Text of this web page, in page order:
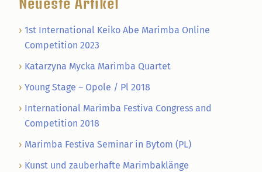
1st International Keiko Abe Marimba Online
Competition 2023
Katarzyna Mycka Marimba Quartet
Young Stage – Opole / Pl 2018
International Marimba Festiva Congress and
Competition 2018
Marimba Festiva Seminar in Bytom (PL)
Kunst und zauberhafte Marimbaklänge